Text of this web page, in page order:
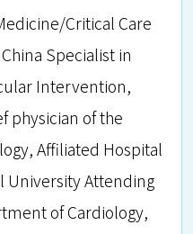
Critical Care
Specialist in
Intervention,
physician of the
Affiliated Hospital
University Attending
of Cardiology,